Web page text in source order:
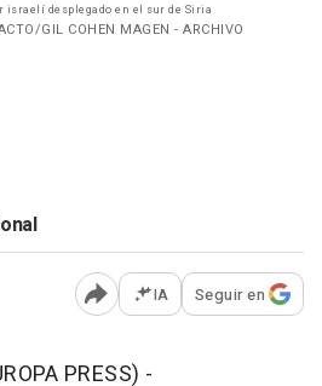
desplegado en el sur de Siria
GIL COHEN MAGEN - ARCHIVO
Abrir opciones para
IA Seguir en
PRESS) -